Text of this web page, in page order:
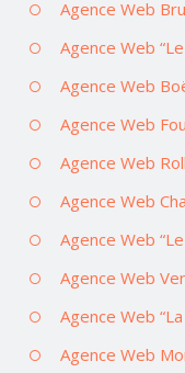
Agence Web
Agence Web
Agence Web
Agence Web
Agence Web
Agence Web
Agence Web
Agence Web
Agence Web
Agence Web